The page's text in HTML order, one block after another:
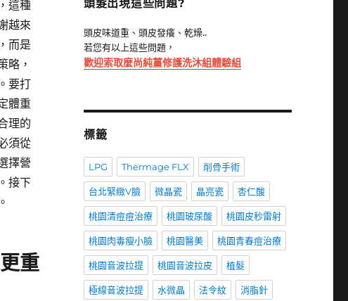
這種
越來
而是
略，
要打
體重
理的
須從
擇營
接下
重
頭髮出現這些問題?
頭皮味道重、頭皮發癢、乾燥..
若您有以上這些問題，
歡迎索取麼尚純薑修護洗沐組體驗組
標籤
LPG Thermage FLX 削骨手術
台北緊緻V臉 微晶瓷 晶亮瓷 杏仁酸
桃園清痘痘治療 桃園玻尿酸 桃園皮秒雷射
桃園肉毒瘦小臉 桃園醫美 桃園青春痘治療
桃園音波拉提 桃園音波拉皮 植髮
極線音波拉提 水微晶 法令紋 消脂針